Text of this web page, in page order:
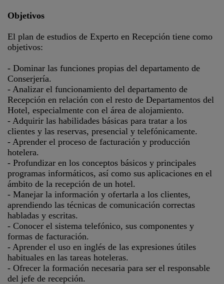
Objetivos
El plan de estudios de Experto en Recepción tiene como
objetivos:
- Dominar las funciones propias del departamento de
Conserjería.
- Analizar el funcionamiento del departamento de
Recepción en relación con el resto de Departamentos del
Hotel, especialmente con el área de alojamiento.
- Adquirir las habilidades básicas para tratar a los
clientes y las reservas, presencial y telefónicamente.
- Aprender el proceso de facturación y producción
hotelera.
- Profundizar en los conceptos básicos y principales
programas informáticos, así como sus aplicaciones en el
ámbito de la recepción de un hotel.
- Manejar la información y ofertarla a los clientes,
aprendiendo las técnicas de comunicación correctas
habladas y escritas.
- Conocer el sistema telefónico, sus componentes y
formas de facturación.
- Aprender el uso en inglés de las expresiones útiles
habituales en las tareas hoteleras.
- Ofrecer la formación necesaria para ser el responsable
del jefe de recepción.